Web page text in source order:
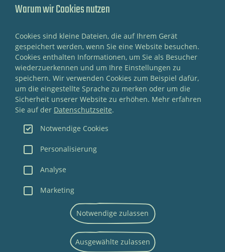
Warum wir Cookies nutzen
Cookies sind kleine Dateien, die auf Ihrem Gerät
gespeichert werden, wenn Sie eine Website besuchen.
Cookies enthalten Informationen, um Sie als Besucher
wiederzuerkennen und um Ihre Einstellungen zu
speichern. Wir verwenden Cookies zum Beispiel dafür,
um die eingestellte Sprache zu merken oder um die
Sicherheit unserer Website zu erhöhen. Mehr erfahren
Sie auf der Datenschutzseite.
Notwendige Cookies
Personalisierung
Analyse
Marketing
Notwendige zulassen
Ausgewählte zulassen